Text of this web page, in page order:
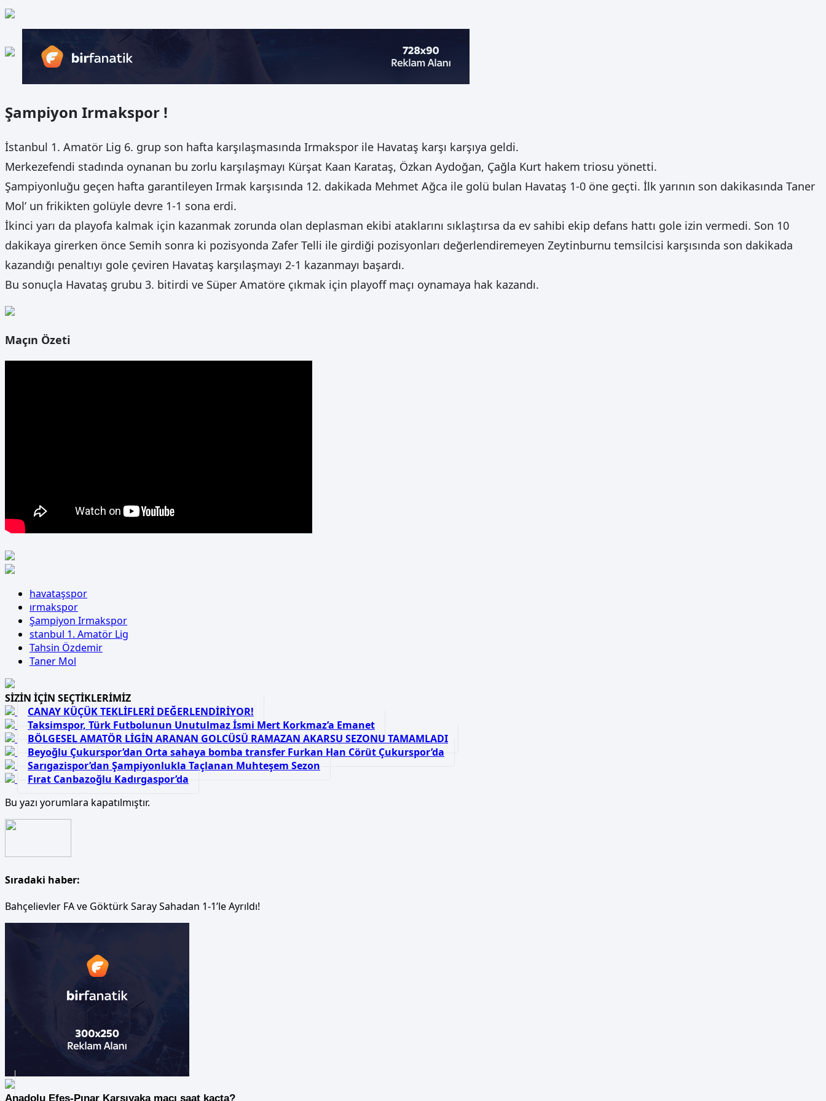
Şampiyon Irmakspor !
İstanbul 1. Amatör Lig 6. grup son hafta karşılaşmasında Irmakspor ile Havataş karşı karşıya geldi.
Merkezefendi stadında oynanan bu zorlu karşılaşmayı Kürşat Kaan Karataş, Özkan Aydoğan, Çağla Kurt hakem triosu yönetti.
Şampiyonluğu geçen hafta garantileyen Irmak karşısında 12. dakikada Mehmet Ağca ile golü bulan Havataş 1-0 öne geçti. İlk yarının son dakikasında Taner
Mol’ un frikikten golüyle devre 1-1 sona erdi.
İkinci yarı da playofa kalmak için kazanmak zorunda olan deplasman ekibi ataklarını sıklaştırsa da ev sahibi ekip defans hattı gole izin vermedi. Son 10
dakikaya girerken önce Semih sonra ki pozisyonda Zafer Telli ile girdiği pozisyonları değerlendiremeyen Zeytinburnu temsilcisi karşısında son dakikada
kazandığı penaltıyı gole çeviren Havataş karşılaşmayı 2-1 kazanmayı başardı.
Bu sonuçla Havataş grubu 3. bitirdi ve Süper Amatöre çıkmak için playoff maçı oynamaya hak kazandı.
Maçın Özeti
havataşspor
ırmakspor
Şampiyon Irmakspor
stanbul 1. Amatör Lig
Tahsin Özdemir
Taner Mol
SİZİN İÇİN SEÇTİKLERİMİZ
CANAY KÜÇÜK TEKLİFLERİ DEĞERLENDİRİYOR!
Taksimspor, Türk Futbolunun Unutulmaz İsmi Mert Korkmaz’a Emanet
BÖLGESEL AMATÖR LİGİN ARANAN GOLCÜSÜ RAMAZAN AKARSU SEZONU TAMAMLADI
Beyoğlu Çukurspor’dan Orta sahaya bomba transfer Furkan Han Cörüt Çukurspor’da
Sarıgazispor’dan Şampiyonlukla Taçlanan Muhteşem Sezon
Fırat Canbazoğlu Kadırgaspor’da
Bu yazı yorumlara kapatılmıştır.
Sıradaki haber:
Bahçelievler FA ve Göktürk Saray Sahadan 1-1’le Ayrıldı!
Anadolu Efes-Pınar Karşıyaka maçı saat kaçta?